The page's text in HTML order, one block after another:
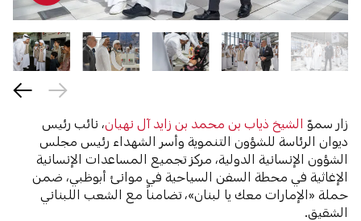
زار سموّ الشيخ ذياب بن محمد بن زايد آل نهيان، نائب رئيس
ديوان الرئاسة للشؤون التنموية وأسر الشهداء رئيس مجلس
الشؤون الإنسانية الدولية، مركز تجميع المساعدات الإنسانية
الإغاثية في محطة السفن السياحية في موانئ أبوظبي، ضمن
حملة «الإمارات معك يا لبنان»، تضامناً مع الشعب اللبناني
الشقيق.